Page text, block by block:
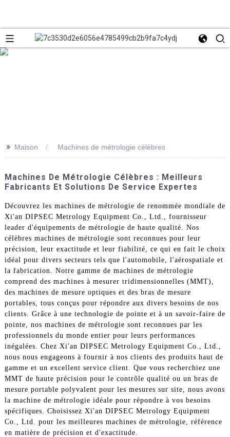
>> Maison Machines de métrologie célèbres
Machines De Métrologie Célèbres : Meilleurs
Fabricants Et Solutions De Service Expertes
Découvrez les machines de métrologie de renommée mondiale de
Xi'an DIPSEC Metrology Equipment Co., Ltd., fournisseur
leader d'équipements de métrologie de haute qualité. Nos
célèbres machines de métrologie sont reconnues pour leur
précision, leur exactitude et leur fiabilité, ce qui en fait le choix
idéal pour divers secteurs tels que l'automobile, l'aérospatiale et
la fabrication. Notre gamme de machines de métrologie
comprend des machines à mesurer tridimensionnelles (MMT),
des machines de mesure optiques et des bras de mesure
portables, tous conçus pour répondre aux divers besoins de nos
clients. Grâce à une technologie de pointe et à un savoir-faire de
pointe, nos machines de métrologie sont reconnues par les
professionnels du monde entier pour leurs performances
inégalées. Chez Xi'an DIPSEC Metrology Equipment Co., Ltd.,
nous nous engageons à fournir à nos clients des produits haut de
gamme et un excellent service client. Que vous recherchiez une
MMT de haute précision pour le contrôle qualité ou un bras de
mesure portable polyvalent pour les mesures sur site, nous avons
la machine de métrologie idéale pour répondre à vos besoins
spécifiques. Choisissez Xi'an DIPSEC Metrology Equipment
Co., Ltd. pour les meilleures machines de métrologie, référence
en matière de précision et d'exactitude.